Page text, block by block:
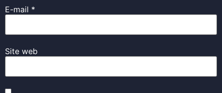
E-mail *
Site web